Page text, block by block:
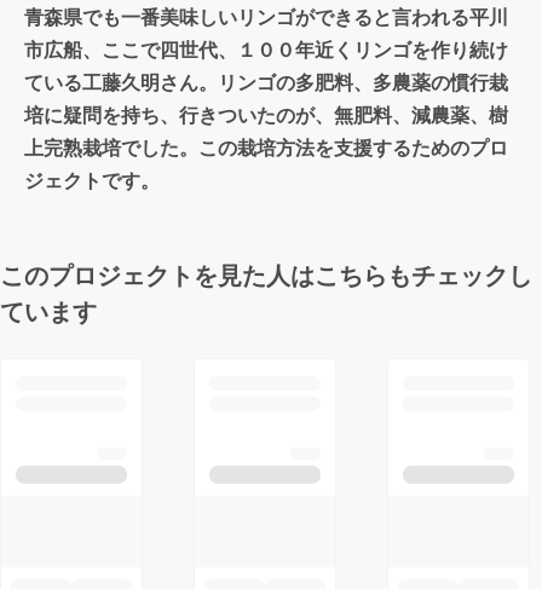
青森県でも一番美味しいリンゴができると言われる平川
市広船、ここで四世代、１００年近くリンゴを作り続け
ている工藤久明さん。リンゴの多肥料、多農薬の慣行栽
培に疑問を持ち、行きついたのが、無肥料、減農薬、樹
上完熟栽培でした。この栽培方法を支援するためのプロ
ジェクトです。
このプロジェクトを見た人はこちらもチェックし
ています